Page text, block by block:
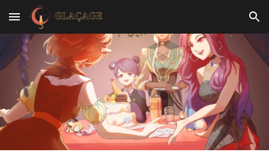
Skip to main content Skip to navigation